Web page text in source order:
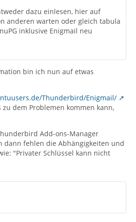
dazu einlesen, hier auf
anderen warten oder gleich tabula
inklusive Enigmail neu
bin ich nun auf etwas
Thunderbird/Enigmail/
dem Problemen kommen kann,
Add-ons-Manager
dann fehlen die Abhängigkeiten und
"Privater Schlüssel kann nicht